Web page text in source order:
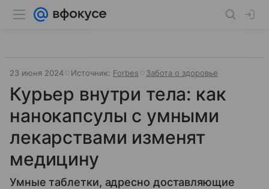
23 июня 2024 Источник: Forbes Забота о здоровье
Курьер внутри тела: как
нанокапсулы с умными
лекарствами изменят
медицину
Умные таблетки, адресно доставляющие